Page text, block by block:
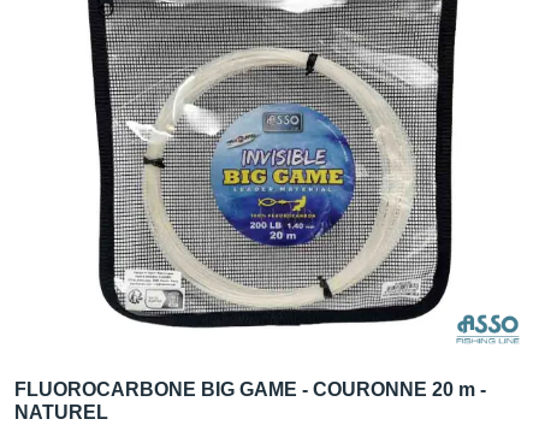
FLUOROCARBONE BIG GAME - COURONNE 20 m -
NATUREL